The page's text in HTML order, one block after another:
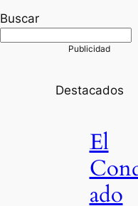
Buscar
Destacados
El
ado